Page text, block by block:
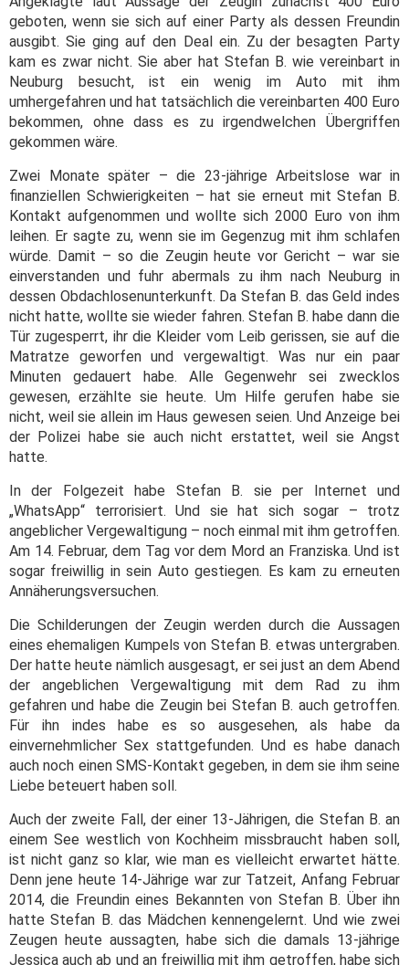
geboten, wenn sie sich auf einer Party als dessen Freundin
ausgibt. Sie ging auf den Deal ein. Zu der besagten Party
kam es zwar nicht. Sie aber hat Stefan B. wie vereinbart in
Neuburg besucht, ist ein wenig im Auto mit ihm
umhergefahren und hat tatsächlich die vereinbarten 400 Euro
bekommen, ohne dass es zu irgendwelchen Übergriffen
gekommen wäre.
Zwei Monate später – die 23-jährige Arbeitslose war in
finanziellen Schwierigkeiten – hat sie erneut mit Stefan B.
Kontakt aufgenommen und wollte sich 2000 Euro von ihm
leihen. Er sagte zu, wenn sie im Gegenzug mit ihm schlafen
würde. Damit – so die Zeugin heute vor Gericht – war sie
einverstanden und fuhr abermals zu ihm nach Neuburg in
dessen Obdachlosenunterkunft. Da Stefan B. das Geld indes
nicht hatte, wollte sie wieder fahren. Stefan B. habe dann die
Tür zugesperrt, ihr die Kleider vom Leib gerissen, sie auf die
Matratze geworfen und vergewaltigt. Was nur ein paar
Minuten gedauert habe. Alle Gegenwehr sei zwecklos
gewesen, erzählte sie heute. Um Hilfe gerufen habe sie
nicht, weil sie allein im Haus gewesen seien. Und Anzeige bei
der Polizei habe sie auch nicht erstattet, weil sie Angst
hatte.
In der Folgezeit habe Stefan B. sie per Internet und
„WhatsApp“ terrorisiert. Und sie hat sich sogar – trotz
angeblicher Vergewaltigung – noch einmal mit ihm getroffen.
Am 14. Februar, dem Tag vor dem Mord an Franziska. Und ist
sogar freiwillig in sein Auto gestiegen. Es kam zu erneuten
Annäherungsversuchen.
Die Schilderungen der Zeugin werden durch die Aussagen
eines ehemaligen Kumpels von Stefan B. etwas untergraben.
Der hatte heute nämlich ausgesagt, er sei just an dem Abend
der angeblichen Vergewaltigung mit dem Rad zu ihm
gefahren und habe die Zeugin bei Stefan B. auch getroffen.
Für ihn indes habe es so ausgesehen, als habe da
einvernehmlicher Sex stattgefunden. Und es habe danach
auch noch einen SMS-Kontakt gegeben, in dem sie ihm seine
Liebe beteuert haben soll.
Auch der zweite Fall, der einer 13-Jährigen, die Stefan B. an
einem See westlich von Kochheim missbraucht haben soll,
ist nicht ganz so klar, wie man es vielleicht erwartet hätte.
Denn jene heute 14-Jährige war zur Tatzeit, Anfang Februar
2014, die Freundin eines Bekannten von Stefan B. Über ihn
hatte Stefan B. das Mädchen kennengelernt. Und wie zwei
Zeugen heute aussagten, habe sich die damals 13-jährige
Jessica auch ab und an freiwillig mit ihm getroffen, habe sich